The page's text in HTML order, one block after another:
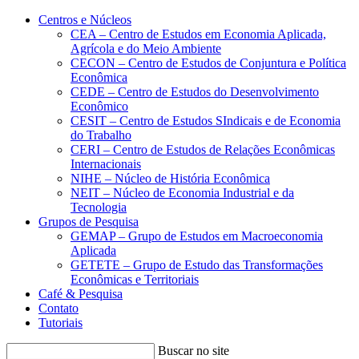
Conteúdo principal Menu principal
Centros e Núcleos
CEA – Centro de Estudos em Economia Aplicada,
Agrícola e do Meio Ambiente
CECON – Centro de Estudos de Conjuntura e Política
Econômica
CEDE – Centro de Estudos do Desenvolvimento
Econômico
CESIT – Centro de Estudos SIndicais e de Economia
do Trabalho
CERI – Centro de Estudos de Relações Econômicas
Internacionais
NIHE – Núcleo de História Econômica
NEIT – Núcleo de Economia Industrial e da
Tecnologia
Grupos de Pesquisa
GEMAP – Grupo de Estudos em Macroeconomia
Aplicada
GETETE – Grupo de Estudo das Transformações
Econômicas e Territoriais
Café & Pesquisa
Contato
Tutoriais
Buscar no site